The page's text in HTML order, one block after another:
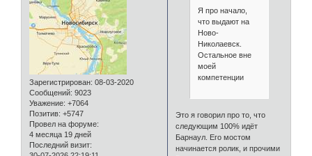
Зарегистрирован: 08-03-2020
Сообщений: 9023
Уважение: +7064
Позитив: +5747
Провел на форуме:
4 месяца 19 дней
Последний визит:
Я про начало,
что выдают на
Ново-
Николаевск.
Остальное вне
моей
компетенции
Это я говорил про то, что
следующим 100% идёт
Барнаул. Его мостом
начинается ролик, и прочими